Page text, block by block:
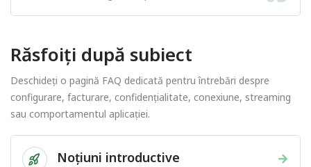
Răsfoiți după subiect
Deschideți o pagină FAQ dedicată pentru întrebări despre
configurare, facturare, confidențialitate, conexiune, streaming
sau comportamentul aplicației.
→
Noțiuni introductive